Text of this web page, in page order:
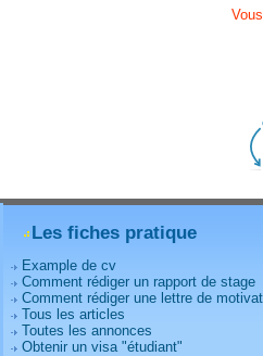
Les fiches pratique
Example de cv
Comment rédiger un rapport de stage
Comment rédiger une lettre de
Tous les articles
Toutes les annonces
Obtenir un visa "étudiant"